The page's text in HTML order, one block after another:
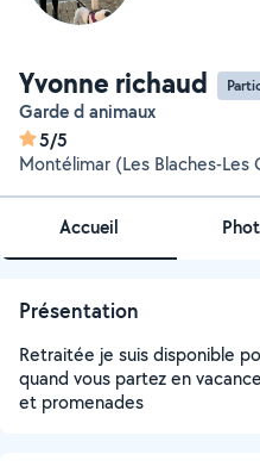
Yvonne richaud
Garde d animaux
5/5
Montélimar (Les Blaches-Les
Accueil
Présentation
Retraitée je suis disponible
quand vous partez en
et promenades